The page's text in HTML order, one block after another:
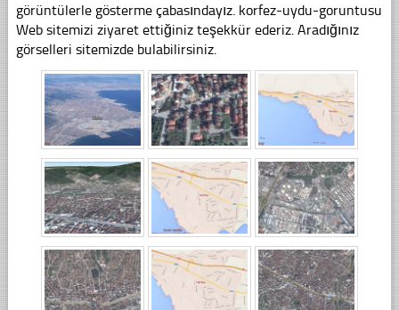
görüntülerle gösterme çabasındayız. korfez-uydu-goruntusu
Web sitemizi ziyaret ettiğiniz teşekkür ederiz. Aradığınız
görselleri sitemizde bulabilirsiniz.